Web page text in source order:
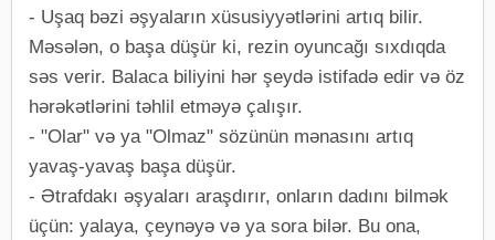
- Uşaq bəzi əşyaların xüsusiyyətlərini artıq bilir.
Məsələn, o başa düşür ki, rezin oyuncağı sıxdıqda
səs verir. Balaca biliyini hər şeydə istifadə edir və öz
hərəkətlərini təhlil etməyə çalışır.
- "Olar" və ya "Olmaz" sözünün mənasını artıq
yavaş-yavaş başa düşür.
- Ətrafdakı əşyaları araşdırır, onların dadını bilmək
üçün: yalaya, çeynəyə və ya sora bilər. Bu ona,